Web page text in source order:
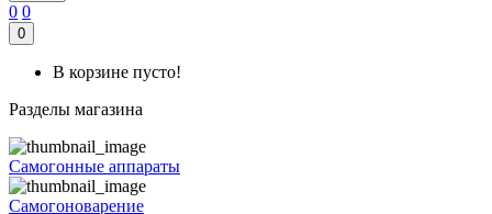
0 0
0
В корзине пусто!
Разделы магазина
Самогонные аппараты
Самогоноварение